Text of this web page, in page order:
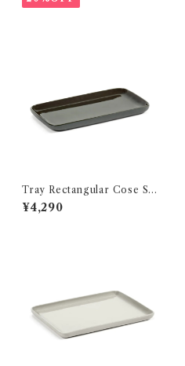
Tray Rectangular Cose S
SERAX
¥4,290